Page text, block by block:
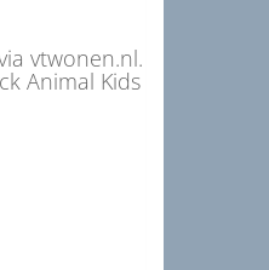
vtwonen.nl.
Animal Kids